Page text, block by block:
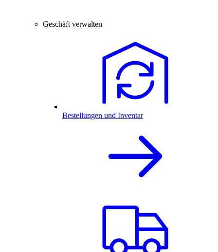
Geschäft verwalten
Bestellungen und Inventar